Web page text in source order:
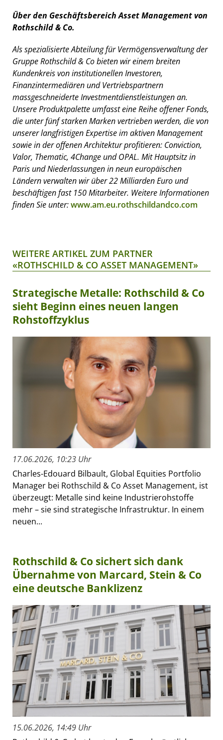
Über den Geschäftsbereich Asset Management von
Rothschild & Co.
Als spezialisierte Abteilung für Vermögensverwaltung der
Gruppe Rothschild & Co bieten wir einem breiten
Kundenkreis von institutionellen Investoren,
Finanzintermediären und Vertriebspartnern
massgeschneiderte Investmentdienstleistungen an.
Unsere Produktpalette umfasst eine Reihe offener Fonds,
die unter fünf starken Marken vertrieben werden, die von
unserer langfristigen Expertise im aktiven Management
sowie in der offenen Architektur profitieren: Conviction,
Valor, Thematic, 4Change und OPAL. Mit Hauptsitz in
Paris und Niederlassungen in neun europäischen
Ländern verwalten wir über 22 Milliarden Euro und
beschäftigen fast 150 Mitarbeiter. Weitere Informationen
finden Sie unter:www.am.eu.rothschildandco.com
WEITERE ARTIKEL ZUM PARTNER
«ROTHSCHILD & CO ASSET MANAGEMENT»
Strategische Metalle: Rothschild & Co
sieht Beginn eines neuen langen
Rohstoffzyklus
17.06.2026, 10:23 Uhr
Charles-Edouard Bilbault, Global Equities Portfolio
Manager bei Rothschild & Co Asset Management, ist
überzeugt: Metalle sind keine Industrierohstoffe
mehr – sie sind strategische Infrastruktur. In einem
neuen...
Rothschild & Co sichert sich dank
Übernahme von Marcard, Stein & Co
eine deutsche Banklizenz
15.06.2026, 14:49 Uhr